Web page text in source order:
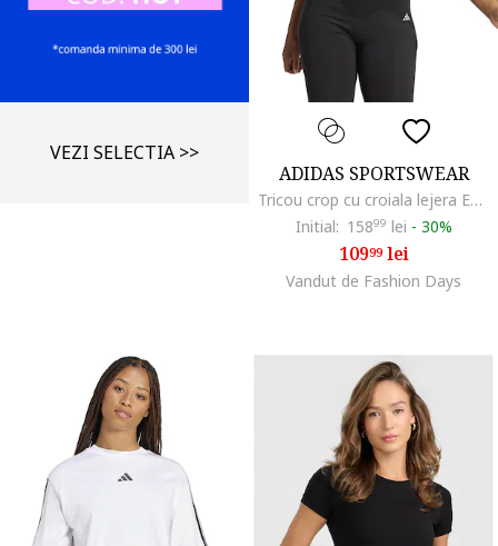
VEZI SELECTIA >>
ADIDAS SPORTSWEAR
Tricou crop cu croiala lejera Essential, Alb/Negru
Initial: 15899 lei - 30%
10999lei
Vandut de Fashion Days